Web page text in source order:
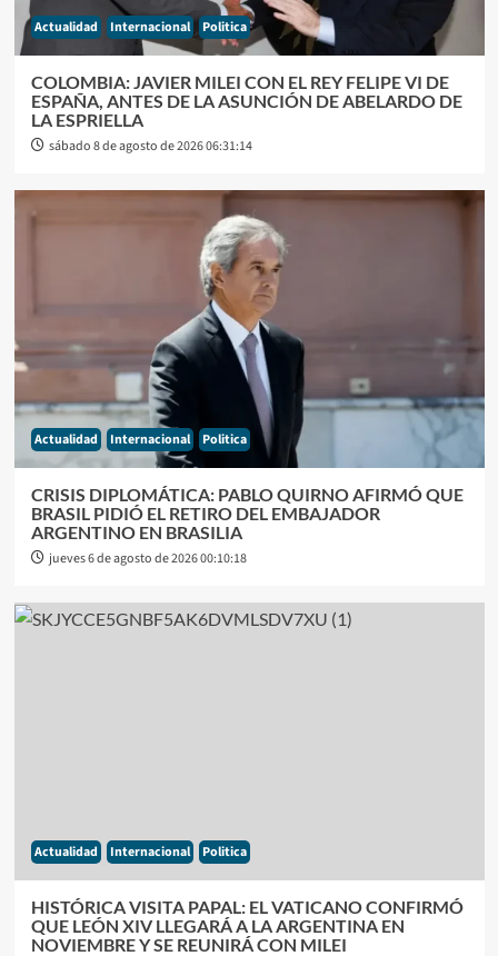
Actualidad Internacional Politica
COLOMBIA: JAVIER MILEI CON EL REY FELIPE VI DE
ESPAÑA, ANTES DE LA ASUNCIÓN DE ABELARDO DE
LA ESPRIELLA
sábado 8 de agosto de 2026 06:31:14
Actualidad Internacional Politica
CRISIS DIPLOMÁTICA: PABLO QUIRNO AFIRMÓ QUE
BRASIL PIDIÓ EL RETIRO DEL EMBAJADOR
ARGENTINO EN BRASILIA
jueves 6 de agosto de 2026 00:10:18
Actualidad Internacional Politica
HISTÓRICA VISITA PAPAL: EL VATICANO CONFIRMÓ
QUE LEÓN XIV LLEGARÁ A LA ARGENTINA EN
NOVIEMBRE Y SE REUNIRÁ CON MILEI